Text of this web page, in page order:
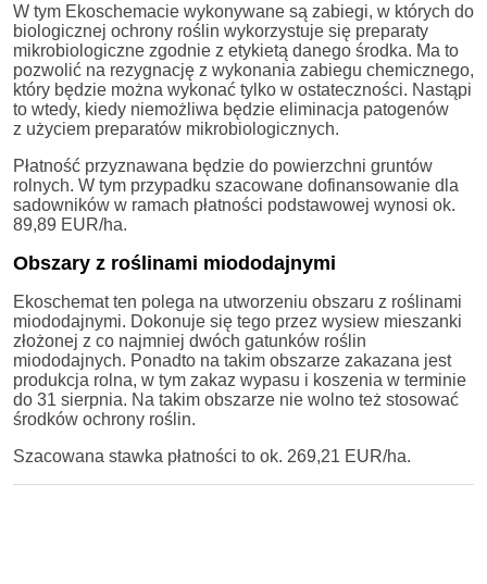
W tym Ekoschemacie wykonywane są zabiegi, w których do
biologicznej ochrony roślin wykorzystuje się preparaty
mikrobiologiczne zgodnie z etykietą danego środka. Ma to
pozwolić na rezygnację z wykonania zabiegu chemicznego,
który będzie można wykonać tylko w ostateczności. Nastąpi
to wtedy, kiedy niemożliwa będzie eliminacja patogenów
z użyciem preparatów mikrobiologicznych.
Płatność przyznawana będzie do powierzchni gruntów
rolnych. W tym przypadku szacowane dofinansowanie dla
sadowników w ramach płatności podstawowej wynosi ok.
89,89 EUR/ha.
Obszary z roślinami miododajnymi
Ekoschemat ten polega na utworzeniu obszaru z roślinami
miododajnymi. Dokonuje się tego przez wysiew mieszanki
złożonej z co najmniej dwóch gatunków roślin
miododajnych. Ponadto na takim obszarze zakazana jest
produkcja rolna, w tym zakaz wypasu i koszenia w terminie
do 31 sierpnia. Na takim obszarze nie wolno też stosować
środków ochrony roślin.
Szacowana stawka płatności to ok. 269,21 EUR/ha.